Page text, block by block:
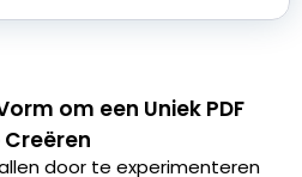
om een Uniek PDF
door te experimenteren